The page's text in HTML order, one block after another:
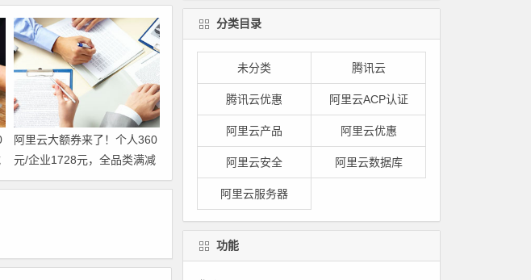
阿里云大额券来了！个人360
元/企业1728元，全品类满减
叠加用，一文教你省到极
分类目录
未分类 腾讯云
腾讯云优惠 阿里云ACP认证
阿里云产品 阿里云优惠
阿里云安全 阿里云数据库
阿里云服务器
功能